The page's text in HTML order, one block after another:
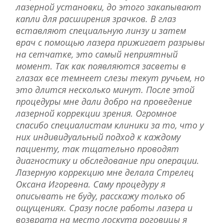
лазерной установки, до этого закапывают
капли для расширения зрачков. В глаз
вставляют специальную линзу и затем
врач с помощью лазера прижигает разрывы
на сетчатке, это самый неприятный
момент. Так как появляются засветы в
глазах все темнеет слезы текут ручьем, но
это длится несколько минут. После этой
процедуры мне дали добро на проведение
лазерной коррекции зрения. Огромное
спасибо специалистам клиники за то, что у
них индивидуальный подход к каждому
пациенту, так тщательно проводят
диагностику и обследование при операции.
Лазерную коррекцию мне делала Стрелец
Оксана Игоревна. Саму процедуру я
описывать не буду, расскажу только об
ощущениях. Сразу после работы лазера и
возврата на место лоскута роговицы я